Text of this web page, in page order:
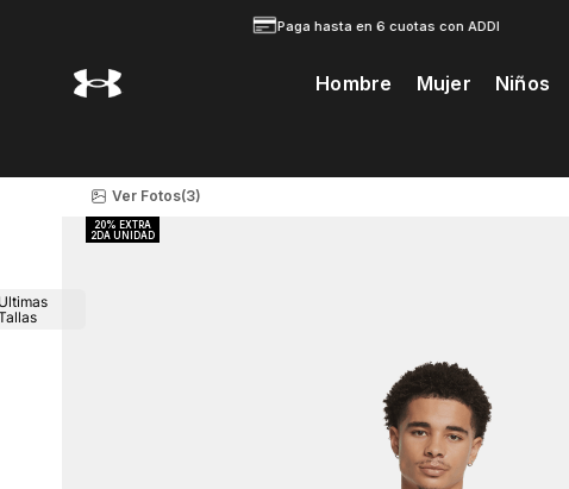
Paga hasta en 6 cuotas con ADDI
Hombre Mujer Niños
Ver Fotos(3)